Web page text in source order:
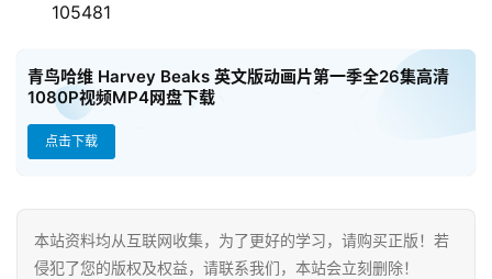
材
赞
本
站
105481
青鸟哈维 Harvey Beaks 英文版动画片第一季全26集高清
1080P视频MP4网盘下载
点击下载
本站资料均从互联网收集，为了更好的学习，请购买正版！若
侵犯了您的版权及权益，请联系我们，本站会立刻删除！